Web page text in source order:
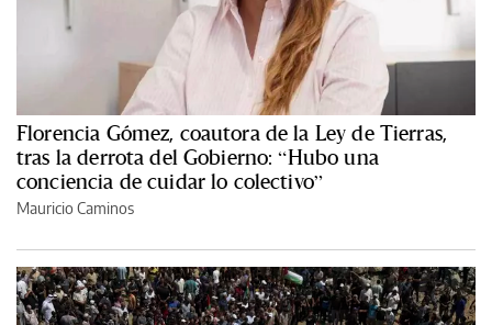
Florencia Gómez, coautora de la Ley de Tierras,
tras la derrota del Gobierno: “Hubo una
conciencia de cuidar lo colectivo”
Mauricio Caminos